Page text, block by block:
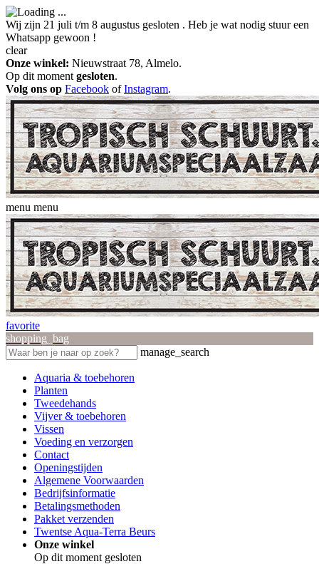
Wij zijn 21 juli t/m 8 augustus gesloten . Heb je wat nodig stuur een
Whatsapp gewoon !
clear
Onze winkel: Nieuwstraat 78, Almelo.
Op dit moment gesloten.
Volg ons op Facebook ofInstagram.
menu menu
favorite
shopping_bag
manage_search
Aquaria & toebehoren
Planten
Tweedehands
Vijver & toebehoren
Vissen
Voeding en verzorgen
Contact
Openingstijden
Algemene Voorwaarden
Bedrijfsinformatie
Betalingsmethoden
Pakket verzenden
Twentse Aqua-Terra Beurs
Onze winkel
Op dit moment gesloten